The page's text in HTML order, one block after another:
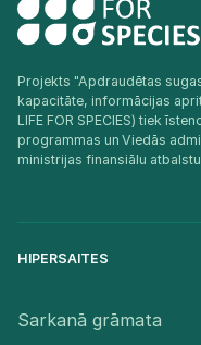
Projekts "Apdraudētas
kapacitāte, informācijas
LIFE FOR SPECIES) tiek
programmas un Viedās
ministrijas finansiālu
HIPERSAITES
Sarkanā grāmata